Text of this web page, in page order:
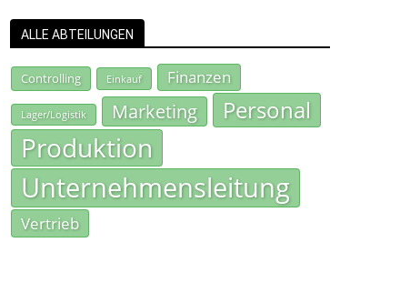
ALLE ABTEILUNGEN
Controlling Einkauf Finanzen
Lager/Logistik Marketing Personal
Produktion
Unternehmensleitung
Vertrieb